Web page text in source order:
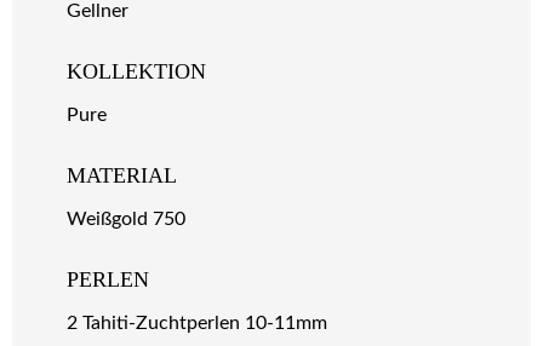
Gellner
KOLLEKTION
Pure
MATERIAL
Weißgold 750
PERLEN
2 Tahiti-Zuchtperlen 10-11mm